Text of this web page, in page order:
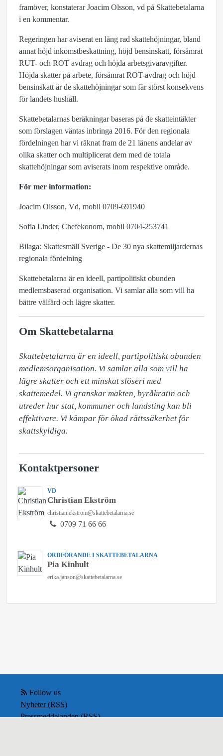
framöver, konstaterar Joacim Olsson, vd på Skattebetalarna
i en kommentar.
Regeringen har aviserat en lång rad skattehöjningar, bland
annat höjd inkomstbeskattning, höjd bensinskatt, försämrat
RUT- och ROT avdrag och höjda arbetsgivaravgifter.
Höjda skatter på arbete, försämrat ROT-avdrag och höjd
bensinskatt är de skattehöjningar som får störst konsekvens
för landets hushåll.
Skattebetalarnas beräkningar baseras på de skatteintäkter
som förslagen väntas inbringa 2016. För den regionala
fördelningen har vi räknat fram de 21 länens andelar av
olika skatter och multiplicerat dem med de totala
skattehöjningar som aviserats inom respektive område.
För mer information:
Joacim Olsson, Vd, mobil 0709-691940
Sofia Linder, Chefekonom, mobil 0704-253741
Bilaga: Skattesmäll Sverige - De 30 nya skattemiljardernas
regionala fördelning
Skattebetalarna är en ideell, partipolitiskt obunden
medlemsbaserad organisation. Vi samlar alla som vill ha
bättre välfärd och lägre skatter.
Om Skattebetalarna
Skattebetalarna är en ideell, partipolitiskt obunden
medlemsorganisation. Vi samlar alla som vill ha
lägre skatter och ett minskat slöseri med
skattemedel. Vi granskar makten, byråkratin och
utreder hur stat, kommuner och landsting kan bli
effektivare. Vi kämpar för ökad rättssäkerhet för
skattskyldiga.
Kontaktpersoner
VD
Christian Ekström
christian.ekstrom@skattebetalarna.se
0709 71 66 66
ORDFÖRANDE I SKATTEBETALARNA
Pia Kinhult
erika.janson@skattebetalarna.se
Follow us
Nyheter (RSS)
Pressmeddelanden (RSS)